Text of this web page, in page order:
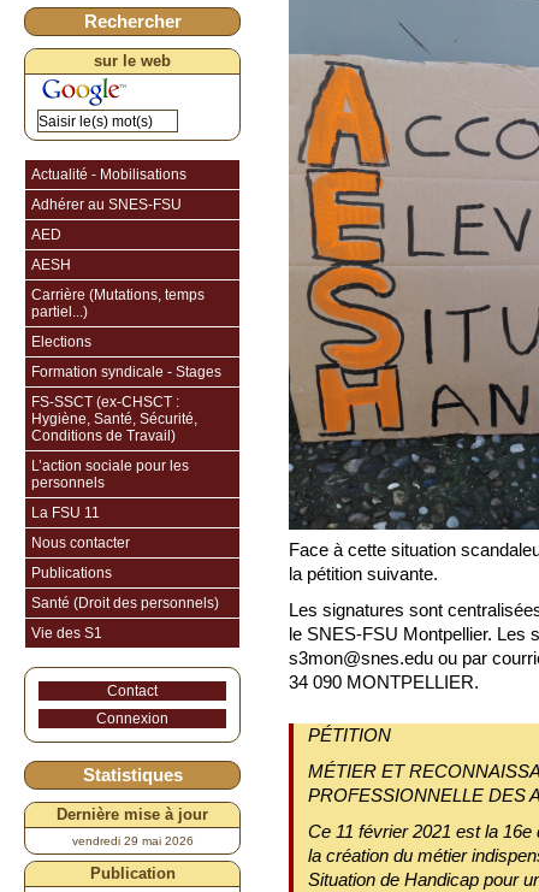
Face à cette situation
la pétition suivante.
Les signatures sont
le SNES-FSU Montpellier. Les
s3mon@snes.edu ou par
34 090 MONTPELLIER.
PÉTITION
MÉTIER ET
PROFESSIONNELLE DES
Ce 11 février 2021 est la
la création du métier
Situation de Handicap pour
Rechercher
sur le web
Actualité - Mobilisations
Adhérer au SNES-FSU
AED
AESH
Carrière (Mutations, temps
partiel...)
Elections
Formation syndicale - Stages
FS-SSCT (ex-CHSCT :
Hygiène, Santé, Sécurité,
Conditions de Travail)
L’action sociale pour les
personnels
La FSU 11
Nous contacter
Publications
Santé (Droit des personnels)
Vie des S1
Contact
Connexion
Statistiques
Dernière mise à jour
vendredi 29 mai 2026
Publication